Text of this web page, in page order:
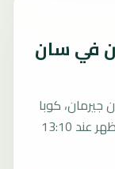
في سان
كوبا
حسب التوقيت المحلي، مع الصلاة القادمة الظهر عند 13:10